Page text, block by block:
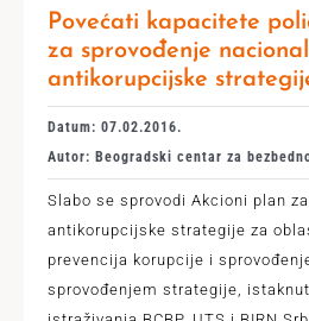
Povećati kapacitete
za sprovođenje
antikorupcijske
Datum: 07.02.2016.
Autor: Beogradski centar za
Slabo se sprovodi Akcioni plan
antikorupcijske strategije za
prevencija korupcije i
sprovođenjem strategije,